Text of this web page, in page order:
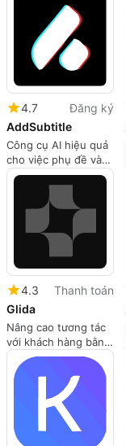
4.7
Đăng ký
AddSubtitle
Công cụ AI hiệu quả
cho việc phụ đề và
dịch video
4.3
Thanh toán
Glida
Nâng cao tương tác
với khách hàng bằng
Glida